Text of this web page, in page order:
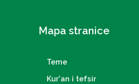
Mapa stranice
Teme
Kur'an i tefsir